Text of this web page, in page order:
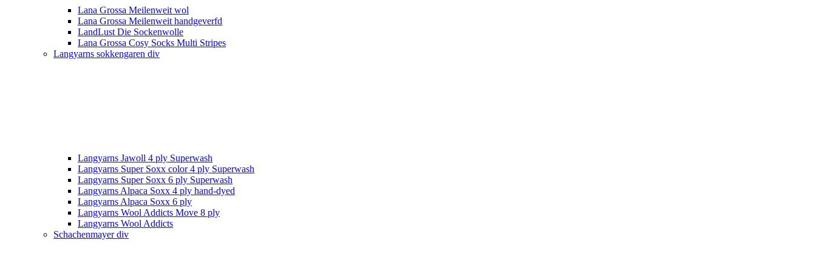
Lana Grossa Meilenweit wol
Lana Grossa Meilenweit handgeverfd
LandLust Die Sockenwolle
Lana Grossa Cosy Socks Multi Stripes
Langyarns sokkengaren div
Langyarns Jawoll 4 ply Superwash
Langyarns Super Soxx color 4 ply Superwash
Langyarns Super Soxx 6 ply Superwash
Langyarns Alpaca Soxx 4 ply hand-dyed
Langyarns Alpaca Soxx 6 ply
Langyarns Wool Addicts Move 8 ply
Langyarns Wool Addicts
Schachenmayer div